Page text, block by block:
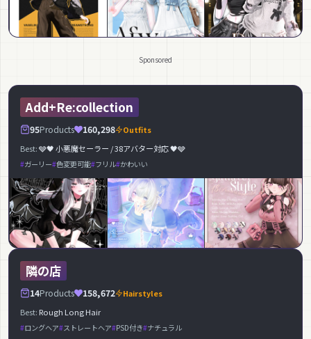
Sponsored
Add+Re:collection
95Products 160,298
Outfits
Best:🩶🖤 小悪魔セーラー / 38アバター対応 🖤🩶
ガーリー 色変更可能 フリル かわいい
隣の店
14Products 158,672
Hairstyles
Best: Rough Long Hair
ロングヘア ストレートヘア PSD付き ナチュラル